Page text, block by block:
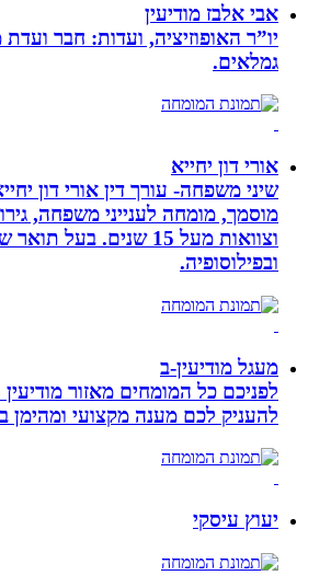
אבי אלבז מודיעין
יו”ר האופוזיציה, ועדות: חבר ועדת
גמלאים.
אורי דון יחייא
שיני משפחה- עורך דין אורי דון יחייא
מוסמך, מומחה לענייני משפחה, גירושין,
וצוואות מעל 15 שנים. בעל תואר
ובפילוסופיה.
מעגל מודיעין-ב
לפניכם כל המומחים מאזור מודיעין
להעניק לכם מענה מקצועי ומהימן
יעוץ עיסקי